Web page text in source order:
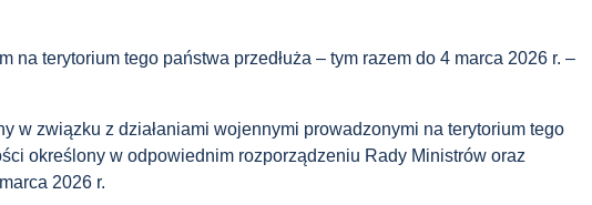
terytorium tego państwa przedłuża – tym razem do 4 marca 2026 r. –
w związku z działaniami wojennymi prowadzonymi na terytorium tego
określony w odpowiednim rozporządzeniu Rady Ministrów oraz
2026 r.